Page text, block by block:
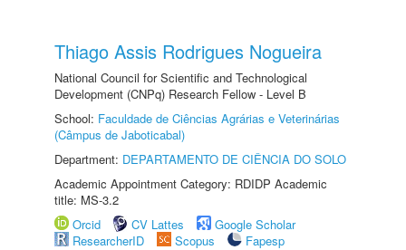
Thiago Assis Rodrigues Nogueira
National Council for Scientific and Technological
Development (CNPq) Research Fellow - Level B
School: Faculdade de Ciências Agrárias e Veterinárias
(Câmpus de Jaboticabal)
Department: DEPARTAMENTO DE CIÊNCIA DO SOLO
Academic Appointment Category: RDIDP Academic
title: MS-3.2
Orcid
CV Lattes
Google Scholar
ResearcherID
Scopus
Fapesp